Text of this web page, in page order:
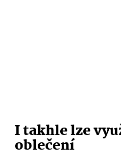
I takhle lze
oblečení